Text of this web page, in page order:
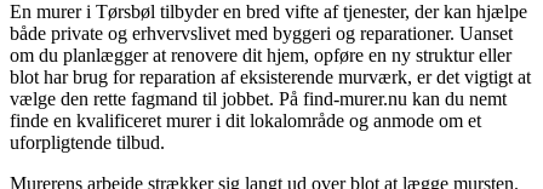
En murer i Tørsbøl tilbyder en bred vifte af tjenester, der kan hjælpe
både private og erhvervslivet med byggeri og reparationer. Uanset
om du planlægger at renovere dit hjem, opføre en ny struktur eller
blot har brug for reparation af eksisterende murværk, er det vigtigt at
vælge den rette fagmand til jobbet. På find-murer.nu kan du nemt
finde en kvalificeret murer i dit lokalområde og anmode om et
uforpligtende tilbud.
Murerens arbejde strækker sig langt ud over blot at lægge mursten.